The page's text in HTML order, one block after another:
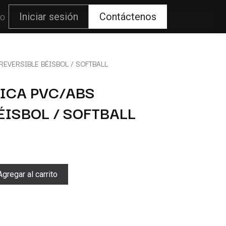
Iniciar sesión Contáctenos
BÉISBOL / SOFTBALL
PVC/ABS
/ SOFTBALL
al carrito